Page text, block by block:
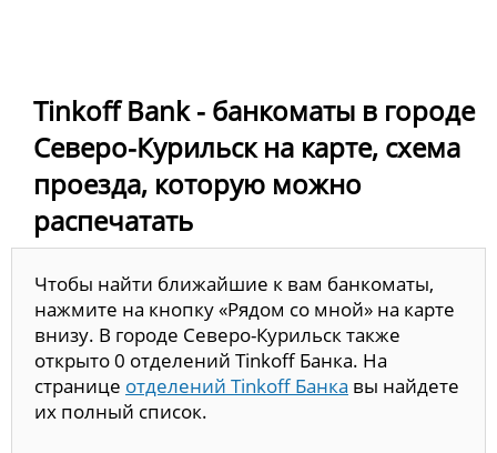
Tinkoff Bank - банкоматы в городе
Северо-Курильск на карте, схема
проезда, которую можно
распечатать
Чтобы найти ближайшие к вам банкоматы,
нажмите на кнопку «Рядом со мной» на карте
внизу. В городе Северо-Курильск также
открыто 0 отделений Tinkoff Банка. На
странице отделений Tinkoff Банка вы найдете
их полный список.